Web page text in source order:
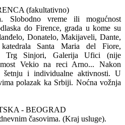
(fakultativno)
Slobodno vreme ili mogućnost
do Firence, grada u kome su
Donatelo, Makijaveli, Dante,
Santa Maria del Fiore,
Trg Sinjori, Galerija Ufici (nije
Vekio na reci Arno... Nakon
šetnju i individualne aktivnosti. U
polazak ka Srbiji. Noćna vožnja
- BEOGRAD
časovima. (Kraj usluge).